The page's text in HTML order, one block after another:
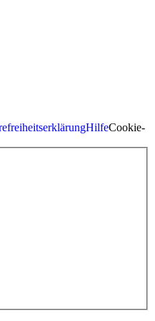
HilfeCookie-